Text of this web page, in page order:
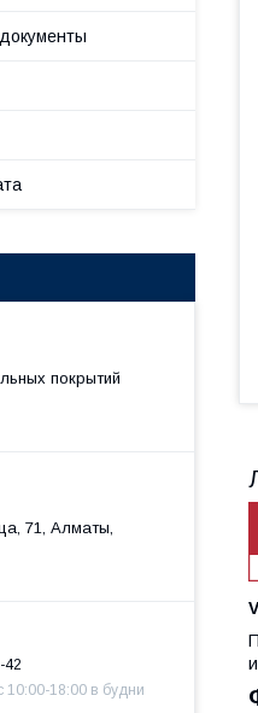
покрытий
71, Алматы,
42
10:00-18:00 в будни